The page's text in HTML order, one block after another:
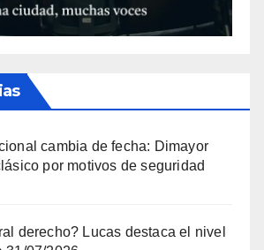
cambia de fecha: Dimayor
por motivos de seguridad
derecho? Lucas destaca el nivel